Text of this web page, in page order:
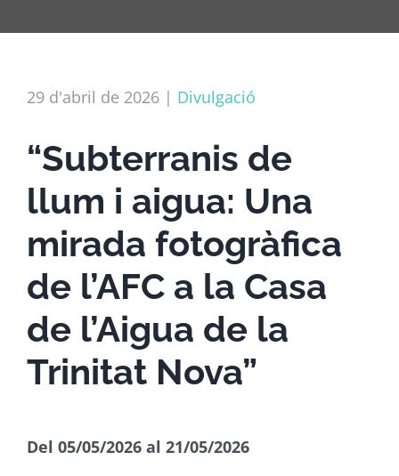
29 d'abril de 2026 | Divulgació
“Subterranis de
llum i aigua: Una
mirada fotogràfica
de l’AFC a la Casa
de l’Aigua de la
Trinitat Nova”
Del 05/05/2026 al 21/05/2026